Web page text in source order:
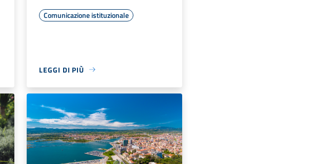
Comunicazione istituzionale
LEGGI DI PIÙ